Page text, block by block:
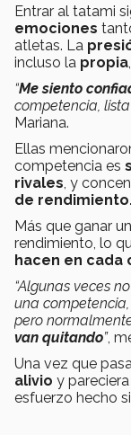
Entrar al tatami
emociones
atletas. La
incluso la propia
“Me siento
competencia,
Mariana.
Ellas
competencia es
rivales, y
de
Más que ganar
rendimiento, lo
hacen en cada
“Algunas veces
una
pero
van quitando”,
Una vez que
alivio y
esfuerzo hecho